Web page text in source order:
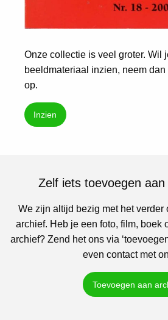
Onze collectie is veel groter. Wil
beeldmateriaal inzien, neem
op.
Inzien
Zelf iets toevoegen
We zijn altijd bezig met het verder
archief. Heb je een foto, film, boek
archief? Zend het ons via
even contact met
Toevoegen aan